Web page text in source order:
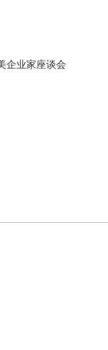
企业家座谈会